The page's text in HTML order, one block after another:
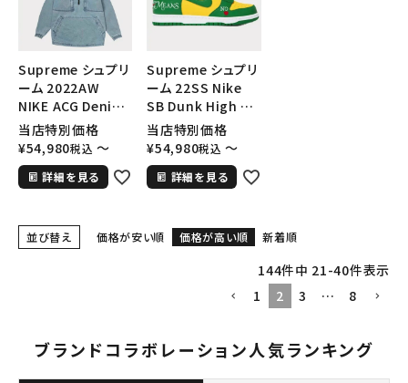
Supreme シュプリ
ーム 2022AW
NIKE ACG Denim
Pullover ナイキ
ADGデニムプルオ
ーバージャケット ブ
ルー
当店特別価格
¥54,980税込 〜
詳細を見る
Supreme シュプリ
ーム 22SS Nike
SB Dunk High ナ
イキSBダンクハイ
スニーカー シュー
ズ イエロー
当店特別価格
¥54,980税込 〜
詳細を見る
並び替え 価格が安い順 価格が高い順 新着順
144件中 21-40件表示
1
2 3 … 8
ブランドコラボレーション人気ランキング